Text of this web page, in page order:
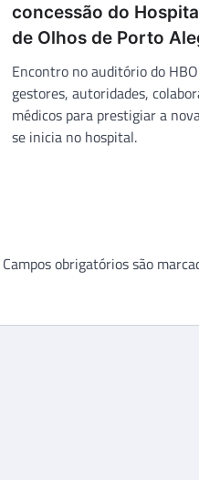
concessão do
de Olhos de Porto
Encontro no auditório do
gestores, autoridades,
médicos para prestigiar a
se inicia no hospital.
Campos obrigatórios são